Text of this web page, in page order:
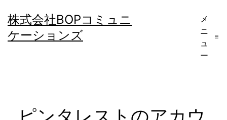
ン
テ
株式会社BOPコミュニ
ケーションズ
メ
ニ
ュ
ー